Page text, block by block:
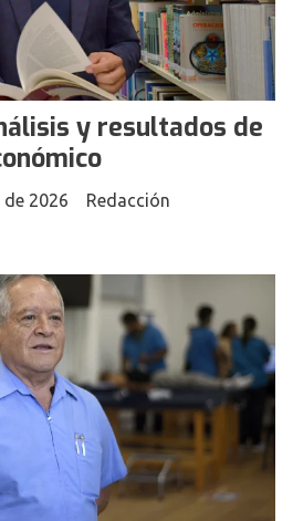
y resultados de
Redacción
2026